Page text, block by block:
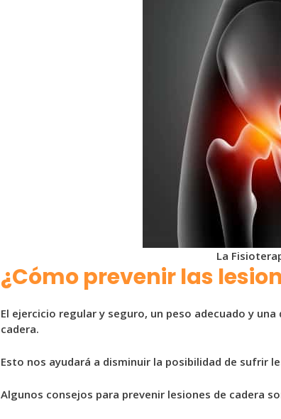
La
¿Cómo prevenir las
El ejercicio regular y seguro, un peso adecuado y
cadera.
Esto nos ayudará a disminuir la posibilidad de sufrir
Algunos consejos para prevenir lesiones de cadera